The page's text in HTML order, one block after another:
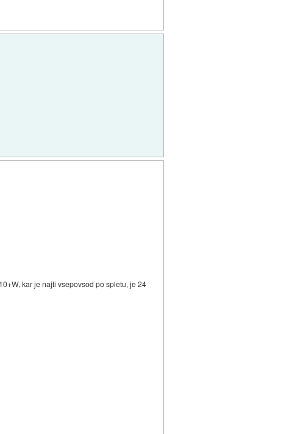
kar je najti vsepovsod po spletu, je 24